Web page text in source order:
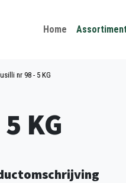
Home
nr 98 - 5 KG
KG